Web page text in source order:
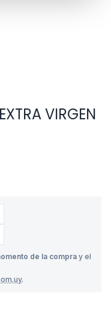
VIRGEN
de la compra y el
.